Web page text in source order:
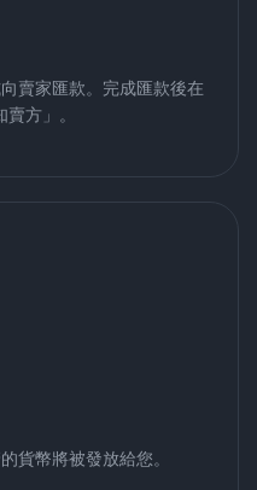
賣家匯款。完成匯款後在
方」。
貨幣將被發放給您。